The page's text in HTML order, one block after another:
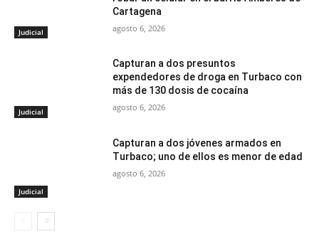
Judicial
Cartagena
agosto 6, 2026
Judicial
Capturan a dos presuntos
expendedores de droga en Turbaco con
más de 130 dosis de cocaína
agosto 6, 2026
Judicial
Capturan a dos jóvenes armados en
Turbaco; uno de ellos es menor de edad
agosto 6, 2026